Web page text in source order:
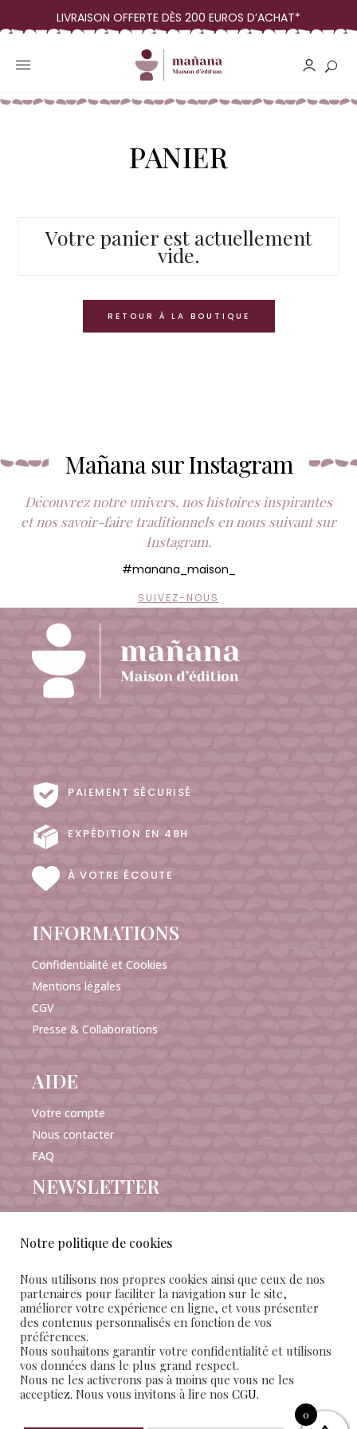
LIVRAISON OFFERTE DÈS 200 EUROS D’ACHAT*
PANIER
Votre panier est actuellement
vide.
RETOUR À LA BOUTIQUE
Mañana sur Instagram
Découvrez notre univers, nos histoires inspirantes
et nos savoir-faire traditionnels en nous suivant sur
Instagram.
#manana_maison_
SUIVEZ-NOUS
PAIEMENT SÉCURISÉ
EXPÉDITION EN 48H
À VOTRE ÉCOUTE
INFORMATIONS
Confidentialité et Cookies
Mentions légales
CGV
Presse & Collaborations
AIDE
Votre compte
Nous contacter
FAQ
NEWSLETTER
J'accepte de recevoir les e-mails Mañana Maison
d’édition et confirme avoir pris connaissance des
conditionsgénérales de vente et d'utilisation
SUIVEZ-NOUS
Notre politique de cookies
Nous utilisons nos propres cookies ainsi que ceux de nos
partenaires pour faciliter la navigation sur le site,
améliorer votre expérience en ligne, et vous présenter
des contenus personnalisés en fonction de vos
préférences.
Nous souhaitons garantir votre confidentialité et utilisons
vos données dans le plus grand respect.
Nous ne les activerons pas à moins que vous ne les
acceptiez. Nous vous invitons à lire nos CGU.
0